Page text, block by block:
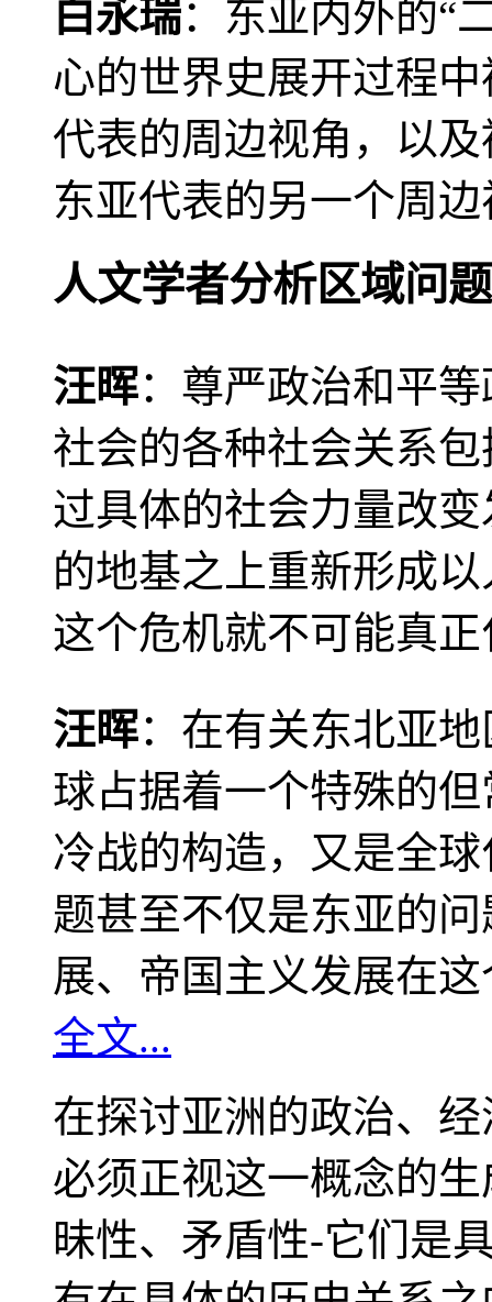
白永瑞：东亚内外的“
心的世界史展开过程
代表的周边视角，以
东亚代表的另一个周
人文学者分析区域问题
汪晖：尊严政治和平
社会的各种社会关系
过具体的社会力量改
的地基之上重新形成
这个危机就不可能真
汪晖：在有关东北亚
球占据着一个特殊的
冷战的构造，又是全
题甚至不仅是东亚的
展、帝国主义发展在
全文...
在探讨亚洲的政治、
必须正视这一概念的
昧性、矛盾性-它们是